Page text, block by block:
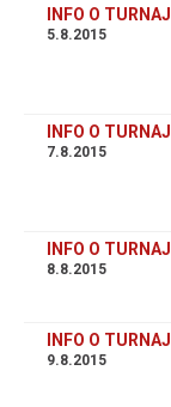
INFO O TURNAJI
5.8.2015
INFO O TURNAJI
7.8.2015
INFO O TURNAJI
8.8.2015
INFO O TURNAJI
9.8.2015